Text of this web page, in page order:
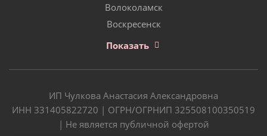
Волоколамск
Воскресенск
Показать
ИП Чулкова Анастасия Александровна
ИНН 331405822720 | ОГРН/ОГРНИП 325508100350519
| Не является публичной офертой